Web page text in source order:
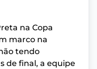
na Copa
marco na
tendo
de final, a equipe